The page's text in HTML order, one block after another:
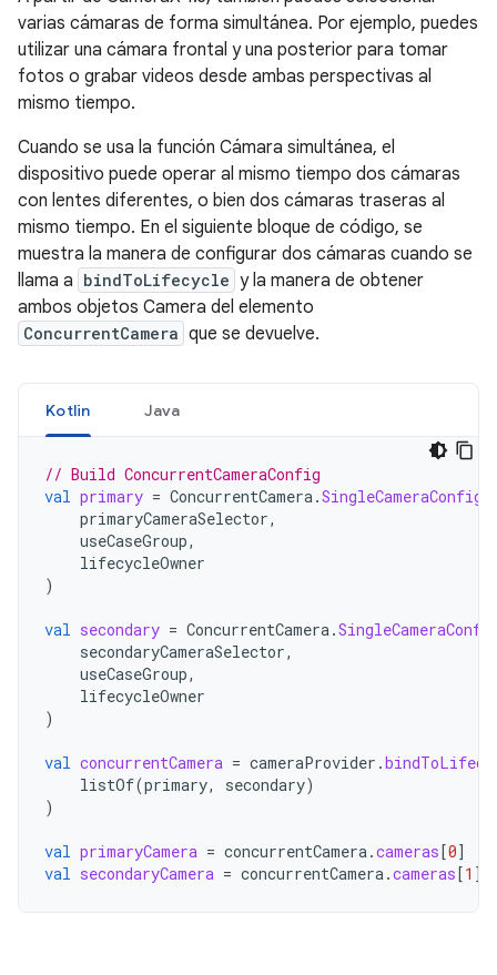
varias cámaras de forma simultánea. Por ejemplo, puedes
utilizar una cámara frontal y una posterior para tomar
fotos o grabar videos desde ambas perspectivas al
mismo tiempo.
Cuando se usa la función Cámara simultánea, el
dispositivo puede operar al mismo tiempo dos cámaras
con lentes diferentes, o bien dos cámaras traseras al
mismo tiempo. En el siguiente bloque de código, se
muestra la manera de configurar dos cámaras cuando se
llama a bindToLifecycle y la manera de obtener
ambos objetos Camera del elemento
ConcurrentCamera que se devuelve.
Kotlin Java
// Build ConcurrentCameraConfig
val primary = ConcurrentCamera.SingleCameraConfig
primaryCameraSelector,
useCaseGroup,
lifecycleOwner
)
val secondary = ConcurrentCamera.
secondaryCameraSelector,
useCaseGroup,
lifecycleOwner
)
val concurrentCamera = cameraProvider .
listOf(primary, secondary)
)
val primaryCamera = concurrentCamera.cameras[0]
val secondaryCamera = concurrentCamera.cameras[1 ]